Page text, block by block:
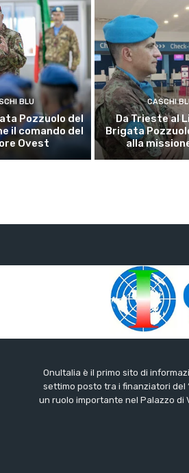
BLU
Pozzuolo del
il comando del
Ovest
CASCHI
Da Trieste al
Brigata
alla
OnuItalia è il primo sito di
settimo posto tra i finanziatori del
un ruolo importante nel Palazzo di